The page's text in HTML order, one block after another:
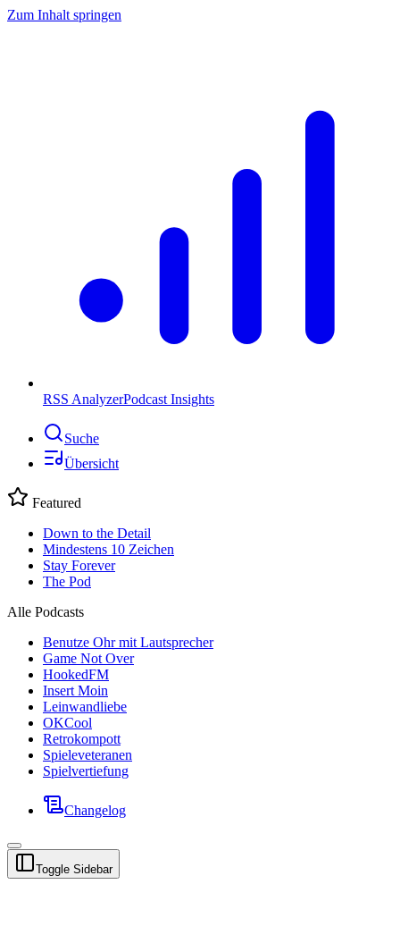
Zum Inhalt springen
RSS AnalyzerPodcast Insights
Suche
Übersicht
Featured
Down to the Detail
Mindestens 10 Zeichen
Stay Forever
The Pod
Alle Podcasts
Benutze Ohr mit Lautsprecher
Game Not Over
HookedFM
Insert Moin
Leinwandliebe
OKCool
Retrokompott
Spieleveteranen
Spielvertiefung
Changelog
Toggle Sidebar